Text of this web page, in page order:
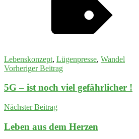
Lebenskonzept, Lügenpresse, Wandel
Beitragsnavigation
Vorheriger Beitrag
5G – ist noch viel gefährlicher !
Nächster Beitrag
Leben aus dem Herzen